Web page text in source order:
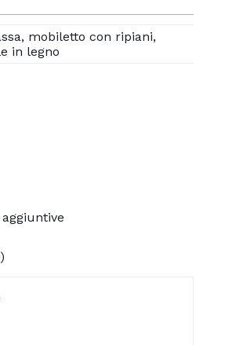
, mobiletto con ripiani,
in legno